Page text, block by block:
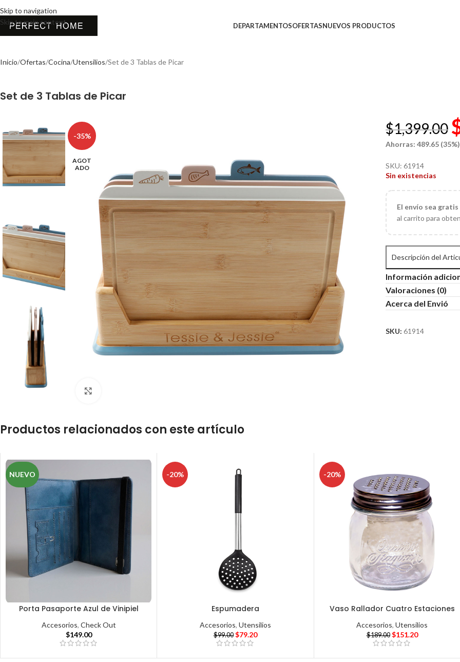
Skip to navigation
Skip to main content
DEPARTAMENTOSOFERTASNUEVOS PRODUCTOS
Inicio Ofertas Cocina Utensilios Set de 3 Tablas de Picar
Set de 3 Tablas de Picar
-35%
AGOT
ADO
$1,399.00
Ahorras: 489.65 (35%)
SKU:61914
Sin existencias
El envío sea
al carrito para
Descripción del
Información
Valoraciones (0)
Acerca del Envió
SKU:61914
Productos relacionados con este artículo
NUEVO
Porta Pasaporte Azul de Vinipiel
Accesorios, Check Out
$149.00
-20%
Espumadera
Accesorios, Utensilios
$99.00 $79.20
-20%
Vaso Rallador Cuatro Estaciones
Accesorios,Utensilios
$189.00 $151.20